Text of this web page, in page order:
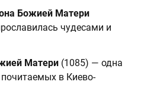
Божией Матери
чудесами и
Матери (1085) — одна
в Киево-